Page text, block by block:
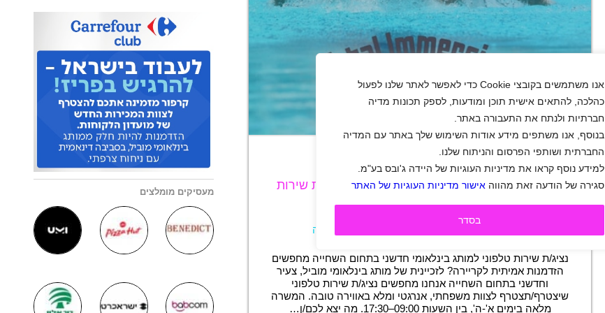
אנו משתמשים בקובצי Cookie כדי לאפשר לאתר שלנו לפעול
כהלכה, להתאים אישית תוכן ומודעות, לספק תכונות מדיה
חברתיות ולנתח את התעבורה באתר.
בנוסף, אנו משתפים מידע אודות השימוש שלך באתר עם המדיה
החברתית ושותפי הפרסום והניתוח שלנו.
למידע נוסף קראו את מדיניות העוגיות של היידה ג'ובס בע"מ.
סגירה של הודעה זאת מהווה אישור מדיניות העוגיות של האתר
בסדר
+
לחברת טוטאל אימרזן ישראל דרושים/ות נציגי/ות שירות
הרצליה|סטודנטים
משרה מלאה
נציג/ת שירות טלפוני למותג בינלאומי חדשני בתחום השחייה מחפשים
הזדמנות אמיתית לקריירה? לזכיינית של מותג בינלאומי מוביל, צעיר
וחדשני בתחום השחייה אנחנו מחפשים נציג/ת שירות טלפוני
שיצטרף/תצטרף לצוות משפחתי, אנרגטי ומלא באווירה טובה. המשרה
מלאה בימים א'-ה', בין השעות 09:00–17:30. מה יצא לכם/ן…
מעסיקים מומלצים